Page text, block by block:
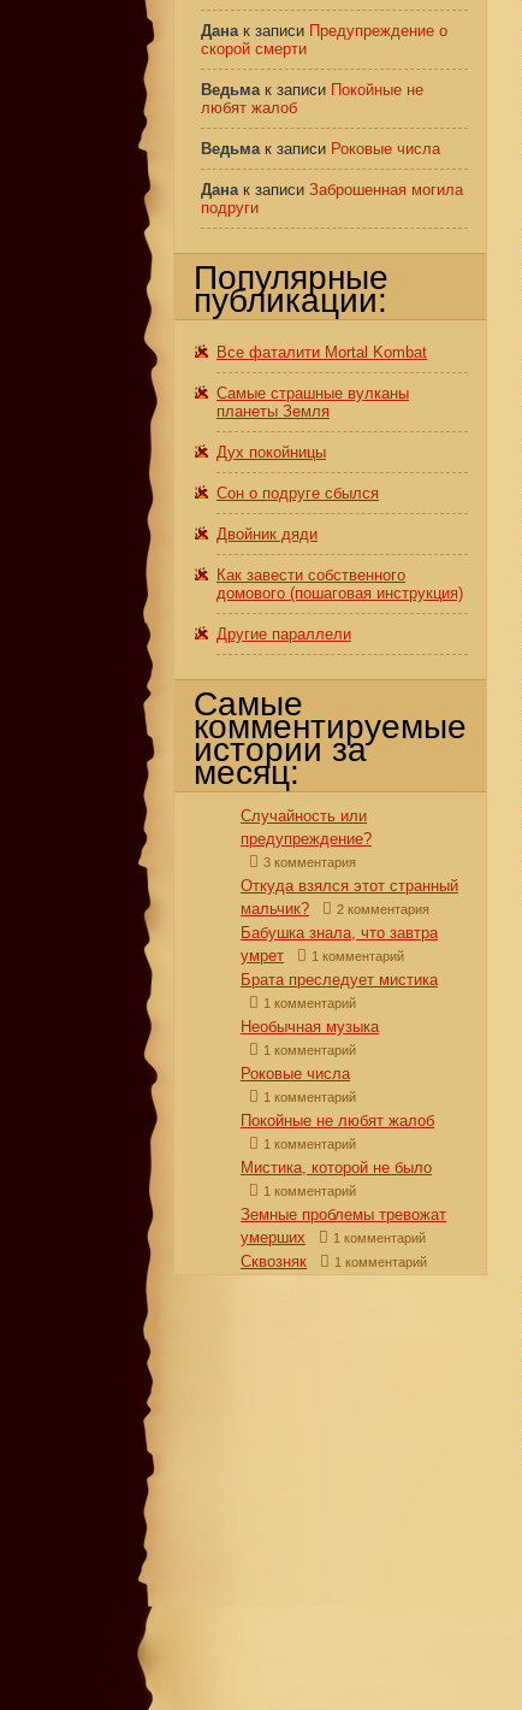
Данак записи Предупреждение о
скорой смерти
Ведьмак записи Покойные не
любят жалоб
Ведьмак записи Роковые числа
Данак записи Заброшенная могила
подруги
Популярные
публикации:
Все фаталити Mortal Kombat
Самые страшные вулканы
планеты Земля
Дух покойницы
Сон о подруге сбылся
Двойник дяди
Как завести собственного
домового (пошаговая инструкция)
Другие параллели
Самые
комментируемые
истории за
месяц:
Случайность или
предупреждение?
3 комментария
Откуда взялся этот странный
мальчик?
2 комментария
Бабушка знала, что завтра
умрет
1 комментарий
Брата преследует мистика
1 комментарий
Необычная музыка
1 комментарий
Роковые числа
1 комментарий
Покойные не любят жалоб
1 комментарий
Мистика, которой не было
1 комментарий
Земные проблемы тревожат
умерших
1 комментарий
Сквозняк 1 комментарий